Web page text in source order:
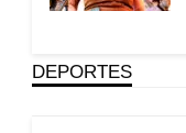
DEPORTES